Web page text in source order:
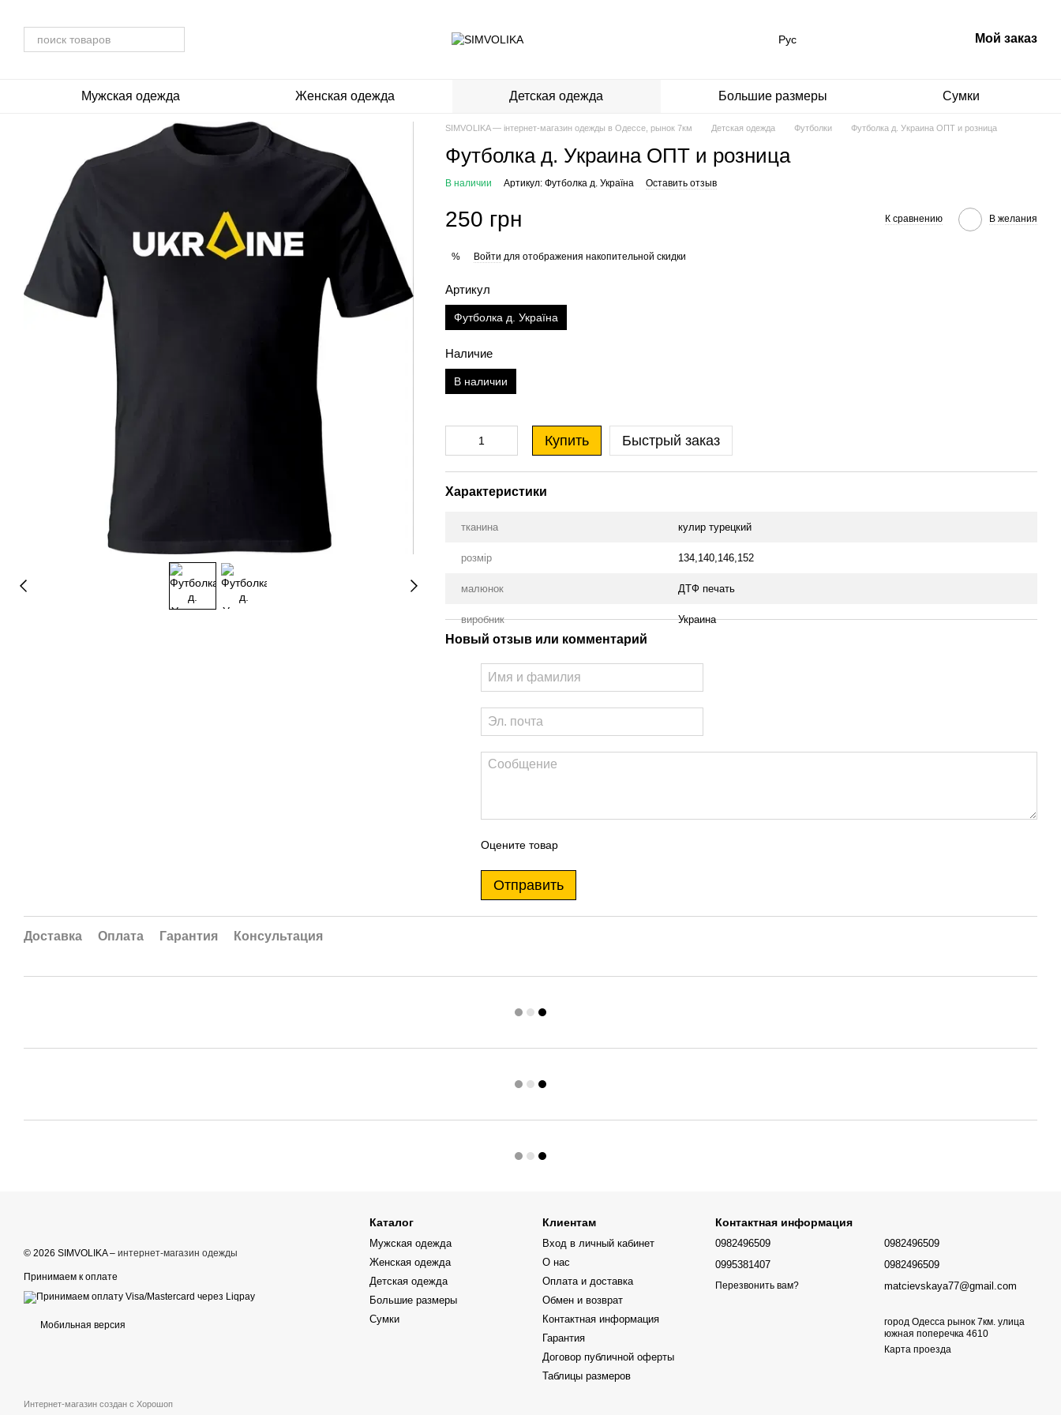
Рус Мой заказ
Мужская одежда Женская одежда Детская одежда Большие размеры Сумки
SIMVOLIKA — інтернет-магазин одежды в Одессе, рынок 7км Детская одежда Футболки Футболка д. Украина ОПТ и розница
Футболка д. Украина ОПТ и розница
В наличии Артикул: Футболка д. Україна Оставить отзыв
250 грн К сравнению В желания
% Войти для отображения накопительной скидки
Артикул
Футболка д. Україна
Наличие
В наличии
Купить Быстрый заказ
Характеристики
тканина кулир турецкий
розмір 134,140,146,152
малюнок ДТФ печать
виробник Украина
Новый отзыв или комментарий
Оцените товар
Отправить
Доставка Оплата Гарантия Консультация
© 2026 SIMVOLIKA – интернет-магазин одежды
Принимаем к оплате
Мобильная версия
Интернет-магазин создан с Хорошоп
Каталог
Мужская одежда
Женская одежда
Детская одежда
Большие размеры
Сумки
Клиентам
Вход в личный кабинет
О нас
Оплата и доставка
Обмен и возврат
Контактная информация
Гарантия
Договор публичной оферты
Таблицы размеров
Контактная информация
0982496509
0995381407
Перезвонить вам?
0982496509
0982496509
matcievskaya77@gmail.com
город Одесса рынок 7км. улица
южная поперечка 4610
Карта проезда